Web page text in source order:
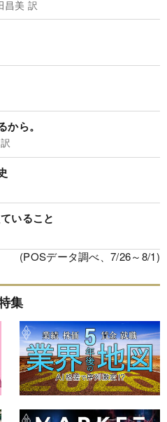
昌美 訳
ら。
いること
(POSデータ調べ、7/26～8/1)
集